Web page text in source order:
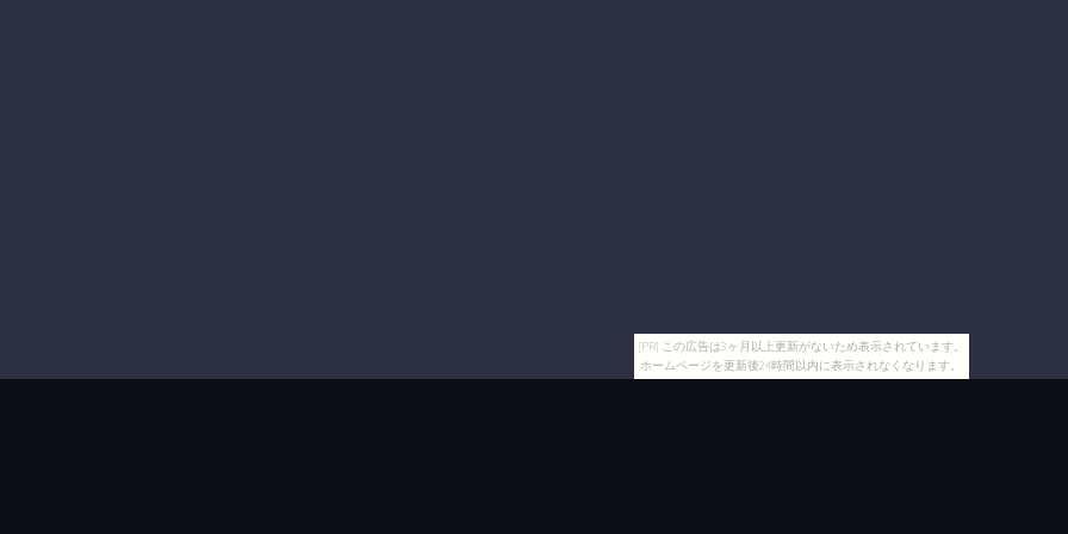
[PR] この広告は3ヶ月以上更新がないため表示されています。
ホームページを更新後24時間以内に表示されなくなります。